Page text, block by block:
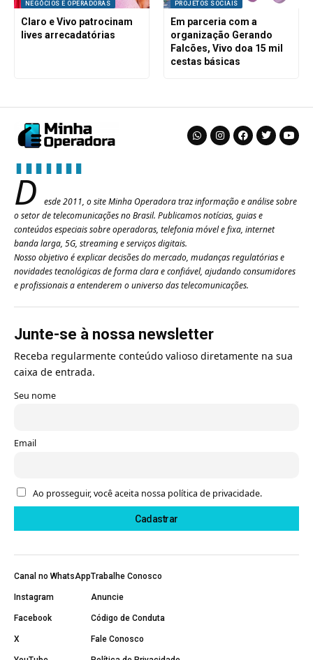
NEGÓCIOS E OPERADORAS
Claro e Vivo patrocinam
lives arrecadatórias
PROJETOS SOCIAIS
Em parceria com a
organização Gerando
Falcões, Vivo doa 15 mil
cestas básicas
D
esde 2011, o site Minha Operadora traz informação e análise sobre
o setor de telecomunicações no Brasil. Publicamos notícias, guias e
conteúdos especiais sobre operadoras, telefonia móvel e fixa, internet
banda larga, 5G, streaming e serviços digitais.
Nosso objetivo é explicar decisões do mercado, mudanças regulatórias e
novidades tecnológicas de forma clara e confiável, ajudando consumidores
e profissionais a entenderem o universo das telecomunicações.
Junte-se à nossa newsletter
Receba regularmente conteúdo valioso diretamente na sua
caixa de entrada.
Seu nome
Email
Ao prosseguir, você aceita nossa política de privacidade.
Canal no WhatsApp
Instagram
Facebook
X
Trabalhe Conosco
Anuncie
Código de Conduta
Fale Conosco